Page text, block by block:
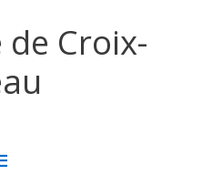
Croix-